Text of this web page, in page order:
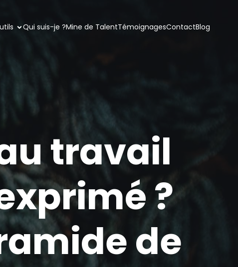
Qui suis-je ?Mine de TalentTémoignagesContactBlog
travail
?
de